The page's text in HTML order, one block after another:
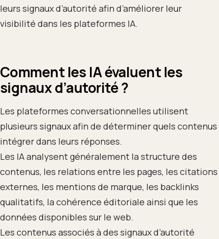
leurs signaux d’autorité afin d’améliorer leur
visibilité dans les plateformes IA.
Comment les IA évaluent les
signaux d’autorité ?
Les plateformes conversationnelles utilisent
plusieurs signaux afin de déterminer quels contenus
intégrer dans leurs réponses.
Les IA analysent généralement la structure des
contenus, les relations entre les pages, les citations
externes, les mentions de marque, les backlinks
qualitatifs, la cohérence éditoriale ainsi que les
données disponibles sur le web.
Les contenus associés à des signaux d’autorité